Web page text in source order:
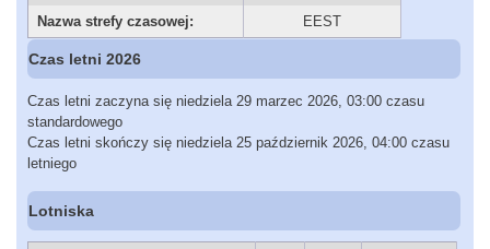
Nazwa strefy czasowej:
EEST
Czas letni 2026
Czas letni zaczyna się niedziela 29 marzec 2026, 03:00 czasu
standardowego
Czas letni skończy się niedziela 25 październik 2026, 04:00 czasu
letniego
Lotniska